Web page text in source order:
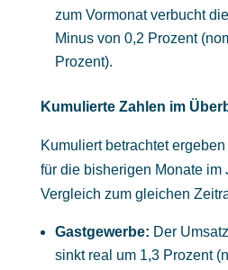
zum Vormonat verbucht
Minus von 0,2 Prozent
Prozent).
Kumulierte Zahlen im
Kumuliert betrachtet
für die bisherigen Monate im
Vergleich zum gleichen
Gastgewerbe: Der
sinkt real um 1,3 Prozent